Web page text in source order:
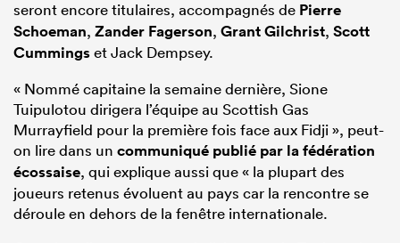
seront encore titulaires, accompagnés de Pierre
Schoeman, Zander Fagerson, Grant Gilchrist, Scott
Cummingset Jack Dempsey.
« Nommé capitaine la semaine dernière, Sione
Tuipulotou dirigera l’équipe au Scottish Gas
Murrayfield pour la première fois face aux Fidji », peut-
on lire dans un communiqué publié par la fédération
écossaise, qui explique aussi que « la plupart des
joueurs retenus évoluent au pays car la rencontre se
déroule en dehors de la fenêtre internationale.